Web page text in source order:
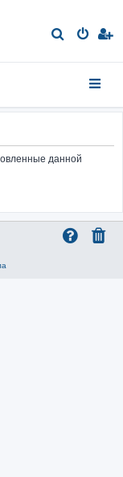
к
данной